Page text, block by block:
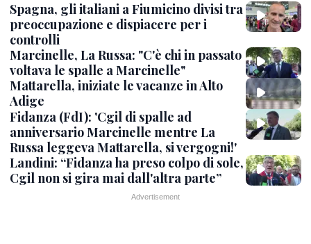
Spagna, gli italiani a Fiumicino divisi tra
preoccupazione e dispiacere per i
controlli
Marcinelle, La Russa: "C'è chi in passato
voltava le spalle a Marcinelle"
Mattarella, iniziate le vacanze in Alto
Adige
Fidanza (FdI): 'Cgil di spalle ad
anniversario Marcinelle mentre La
Russa leggeva Mattarella, si vergogni!'
Landini: “Fidanza ha preso colpo di sole,
Cgil non si gira mai dall'altra parte”